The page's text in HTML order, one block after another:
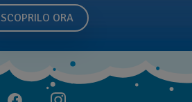
SCOPRILO ORA